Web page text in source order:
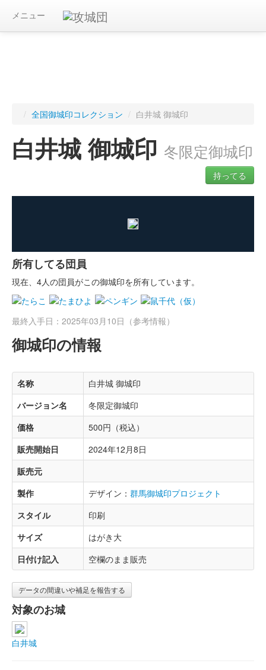
メニュー
/ 全国御城印コレクション / 白井城 御城印
白井城 御城印 冬限定御城印
持ってる
所有してる団員
現在、4人の団員がこの御城印を所有しています。
最終入手日：2025年03月10日（参考情報）
御城印の情報
名称
白井城 御城印
バージョン名
冬限定御城印
価格
500円（税込）
販売開始日
2024年12月8日
販売元
製作
デザイン： 群馬御城印プロジェクト
スタイル
印刷
サイズ
はがき大
日付け記入
空欄のまま販売
データの間違いや補足を報告する
対象のお城
白井城